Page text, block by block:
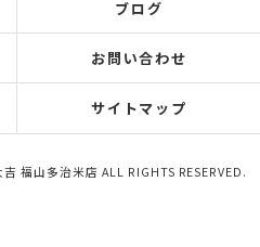
ブログ
お問い合わせ
サイトマップ
福山多治米店 ALL RIGHTS RESERVED.